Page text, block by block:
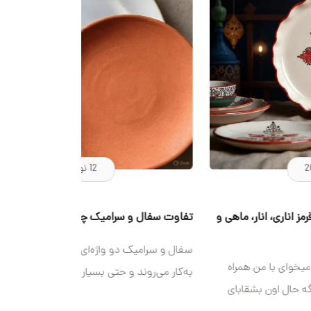
12 نوامبر 2025
سفال و سرامیک چیست؟
و سرامیک دو واژه‌ای هستند که اغلب در کنار هم
می‌روند و حتی بسیاری از مردم تصور می‌کنند این دو
یکسان‌اند. اما واقعیت این است که سفال و سرامیک